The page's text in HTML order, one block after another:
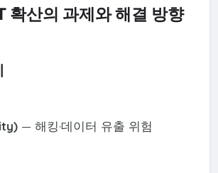
산의 과제와 해결 방향
— 해킹·데이터 유출 위험